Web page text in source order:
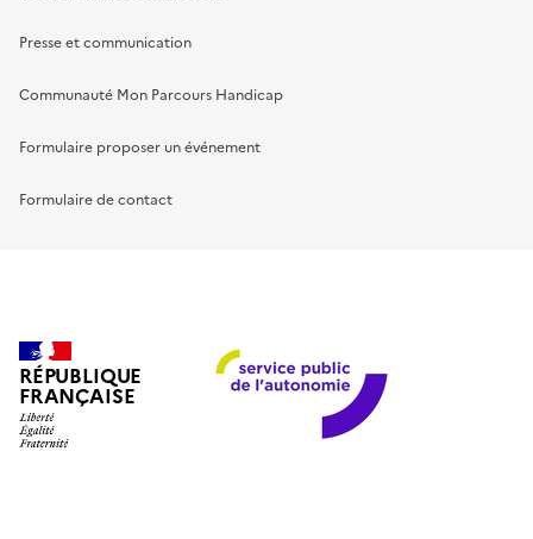
Presse et communication
Communauté Mon Parcours Handicap
Formulaire proposer un événement
Formulaire de contact
RÉPUBLIQUE
FRANÇAISE